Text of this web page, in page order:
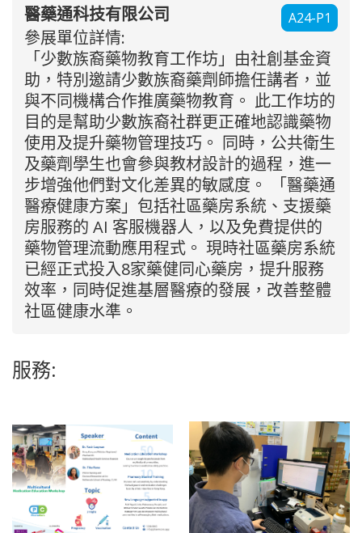
A24-P1
醫藥通科技有限公司
參展單位詳情:
「少數族裔藥物教育工作坊」由社創基金資
助，特別邀請少數族裔藥劑師擔任講者，並
與不同機構合作推廣藥物教育。 此工作坊的
目的是幫助少數族裔社群更正確地認識藥物
使用及提升藥物管理技巧。 同時，公共衛生
及藥劑學生也會參與教材設計的過程，進一
步增強他們對文化差異的敏感度。 「醫藥通
醫療健康方案」包括社區藥房系統、支援藥
房服務的 AI 客服機器人，以及免費提供的
藥物管理流動應用程式。 現時社區藥房系統
已經正式投入8家藥健同心藥房，提升服務
效率，同時促進基層醫療的發展，改善整體
社區健康水準。
服務: